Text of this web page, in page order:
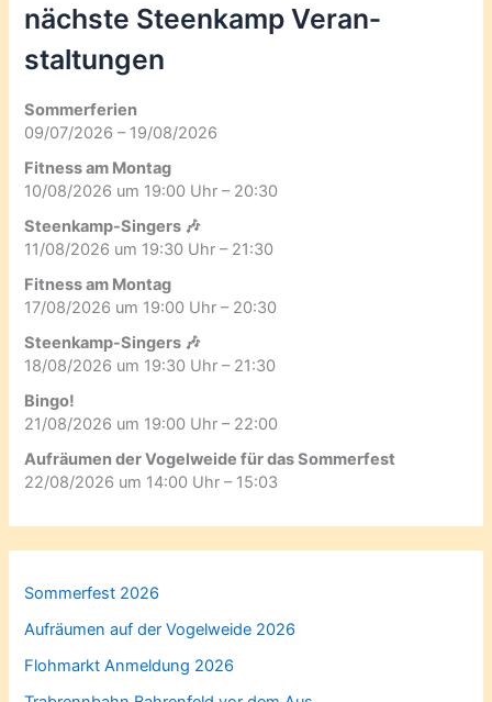
nächste Steenkamp Veran­
staltungen
Sommerferien
09/07/2026 – 19/08/2026
Fitness am Montag
10/08/2026 um 19:00 Uhr – 20:30
Steenkamp-Singers 🎶
11/08/2026 um 19:30 Uhr – 21:30
Fitness am Montag
17/08/2026 um 19:00 Uhr – 20:30
Steenkamp-Singers 🎶
18/08/2026 um 19:30 Uhr – 21:30
Bingo!
21/08/2026 um 19:00 Uhr – 22:00
Aufräumen der Vogelweide für das Sommerfest
22/08/2026 um 14:00 Uhr – 15:03
Sommerfest 2026
Aufräumen auf der Vogelweide 2026
Flohmarkt Anmeldung 2026